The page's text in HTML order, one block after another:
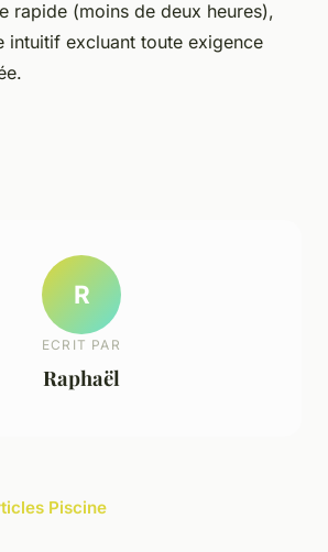
rapide (moins de deux heures),
intuitif excluant toute exigence
R
ECRIT PAR
Raphaël
Piscine